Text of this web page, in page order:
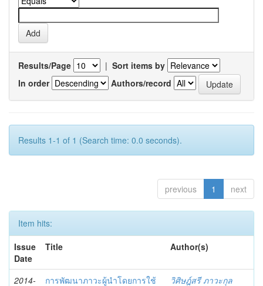
Results/Page | Sort items by
In order
Authors/record
Results 1-1 of 1 (Search time: 0.0 seconds).
previous 1 next
Item hits:
Issue
Date
Title Author(s)
2014-
การพัฒนาภาวะผู้นำโดยการใช้
วิศิษฎ์สรี ภาวะกุล